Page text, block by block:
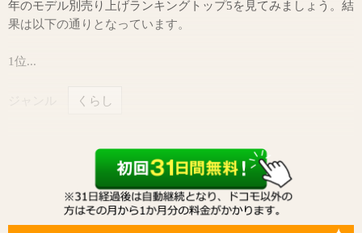
年のモデル別売り上げランキングトップ5を見てみましょう。結
果は以下の通りとなっています。
1位...
くらし